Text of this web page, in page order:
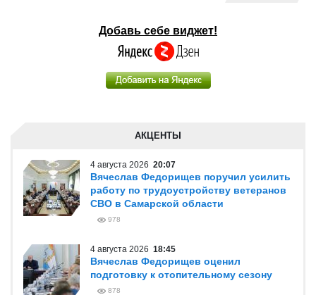
Добавь себе виджет!
АКЦЕНТЫ
4 августа 2026 20:07
Вячеслав Федорищев поручил усилить
работу по трудоустройству ветеранов
СВО в Самарской области
978
4 августа 2026 18:45
Вячеслав Федорищев оценил
подготовку к отопительному сезону
878